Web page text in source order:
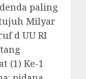
paling
Milyar
d UU RI
(1) Ke-1